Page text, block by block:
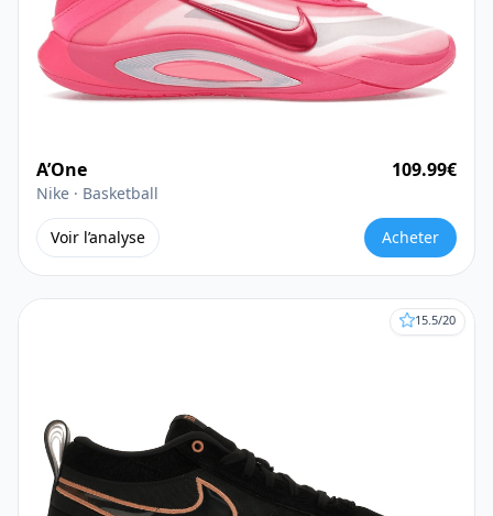
A’One
Nike · Basketball
109.99€
Voir l’analyse Acheter
15.5/20